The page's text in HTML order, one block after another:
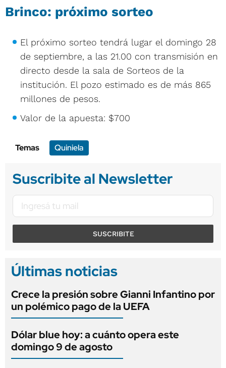
Brinco: próximo sorteo
El próximo sorteo tendrá lugar el domingo 28
de septiembre, a las 21.00 con transmisión en
directo desde la sala de Sorteos de la
institución. El pozo estimado es de más 865
millones de pesos.
Valor de la apuesta: $700
Temas Quiniela
Suscribite al Newsletter
SUSCRIBITE
Últimas noticias
Crece la presión sobre Gianni Infantino por
un polémico pago de la UEFA
Dólar blue hoy: a cuánto opera este
domingo 9 de agosto